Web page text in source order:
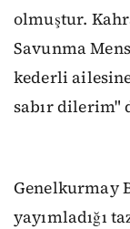
olmuştur.
Savunma
kederli
sabır dilerim"
Genelkurmay
yayımladığı